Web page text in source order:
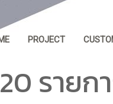
PROJECT
รายก